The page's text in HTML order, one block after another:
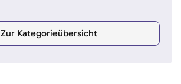
Zur Kategorieübersicht